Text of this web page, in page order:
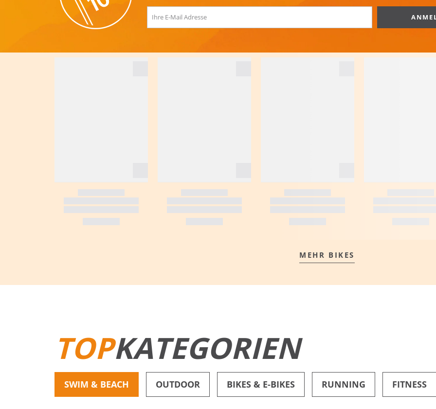
MEHR BIKES
TOPKATEGORIEN
SWIM & BEACH OUTDOOR BIKES & E-BIKES RUNNING FITNESS